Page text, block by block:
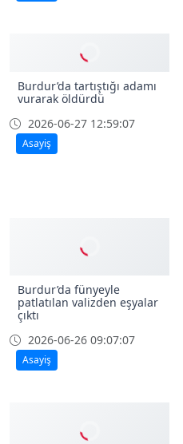
Burdur’da tartıştığı adamı
vurarak öldürdü
2026-06-27 12:59:07
Asayiş
Burdur’da fünyeyle
patlatılan valizden eşyalar
çıktı
2026-06-26 09:07:07
Asayiş